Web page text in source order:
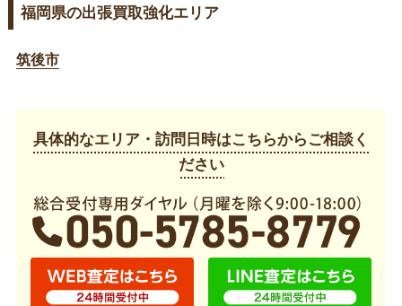
福岡県の出張買取強化エリア
筑後市
具体的なエリア・訪問日時はこちらからご相談く
ださい